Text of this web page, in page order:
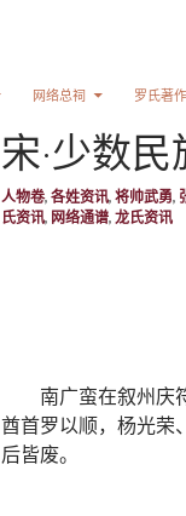
网络总祠 罗氏著作
宋·少数
人物卷, 各姓资讯, 将帅武勇,
氏资讯, 网络通谱, 龙氏资讯
南广蛮在叙州庆
酋首罗以顺，杨光荣
后皆废。